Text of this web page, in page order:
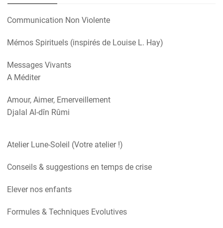
Communication Non Violente
Mémos Spirituels (inspirés de Louise L. Hay)
Messages Vivants
A Méditer
Amour, Aimer, Emerveillement
Djalal Al-dîn Rûmi
Atelier Lune-Soleil (Votre atelier !)
Conseils & suggestions en temps de crise
Elever nos enfants
Formules & Techniques Evolutives